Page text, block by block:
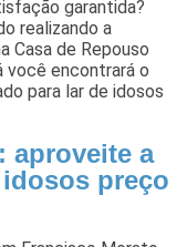
garantida?
realizando a
Casa de Repouso
você encontrará o
para lar de idosos
aproveite a
preço